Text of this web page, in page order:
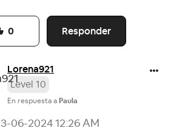
Responder
0
Lorena921
Level 10
En respuesta a Paula
06-2024 12:26 AM